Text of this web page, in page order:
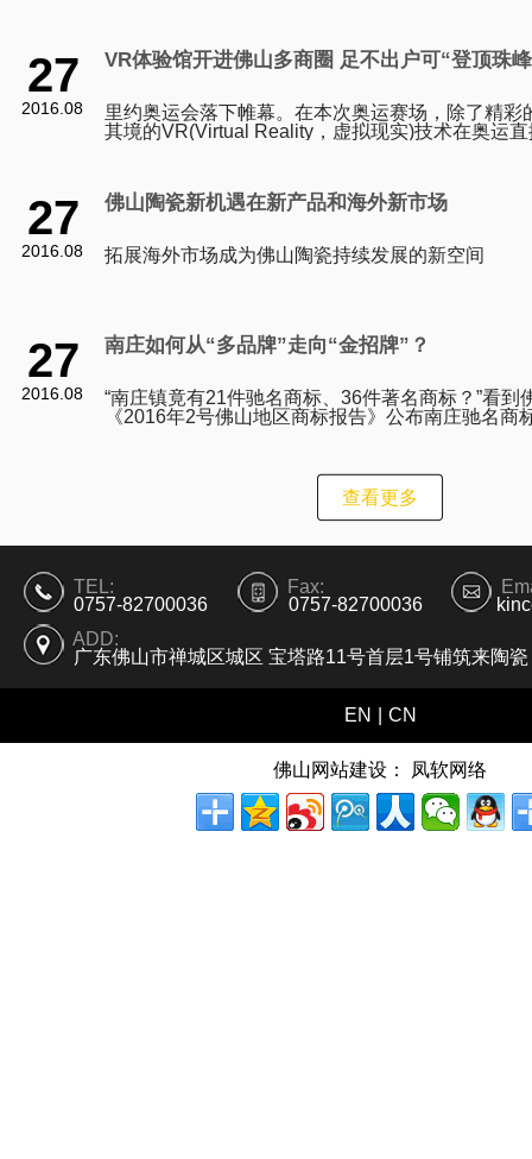
27
2016.08
VR体验馆开进佛山多商圈 足不出户可“登顶珠
里约奥运会落下帷幕。在本次奥运赛场，除了精彩
其境的VR(Virtual Reality，虚拟现实)技术在奥运
27
2016.08
佛山陶瓷新机遇在新产品和海外新市场
拓展海外市场成为佛山陶瓷持续发展的新空间
27
2016.08
南庄如何从“多品牌”走向“金招牌”？
“南庄镇竟有21件驰名商标、36件著名商标？”看到
《2016年2号佛山地区商标报告》公布南庄驰名商
查看更多
TEL:
0757-82700036
Fax:
0757-82700036
ADD:
广东佛山市禅城区城区 宝塔路11号首层1号铺筑来陶瓷
EN CN
佛山网站建设： 凤软网络